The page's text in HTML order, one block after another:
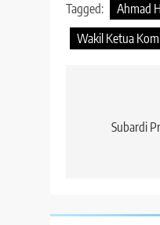
Tagged: Ahmad
Wakil Ketua
Subardi